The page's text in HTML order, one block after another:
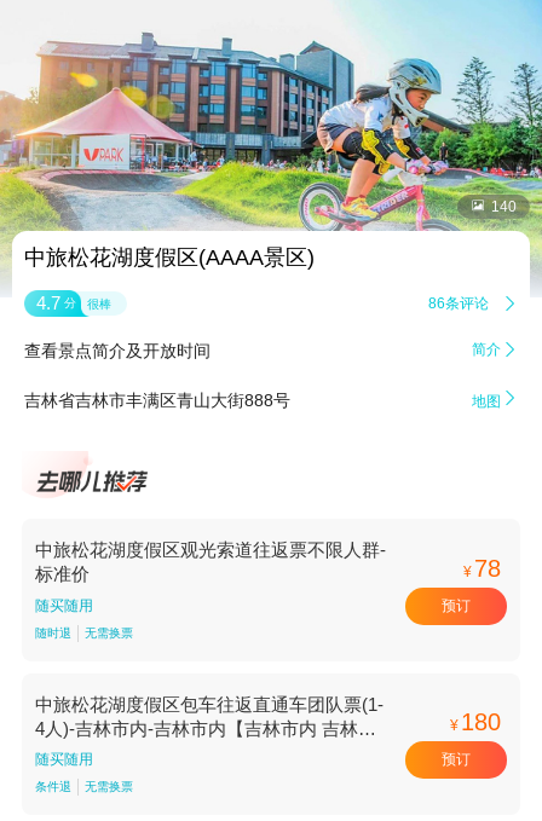
 140
中旅松花湖度假区(AAAA景区)
4.7 分 很棒 86条评论 
查看景点简介及开放时间 简介 
吉林省吉林市丰满区青山大街888号 地图 
中旅松花湖度假区观光索道往返票不限人群-
标准价
随买随用
随时退 无需换票
¥ 78
预订
中旅松花湖度假区包车往返直通车团队票(1-
4人)-吉林市内-吉林市内【吉林市内 吉林市
内】
随买随用
条件退 无需换票
¥ 180
预订